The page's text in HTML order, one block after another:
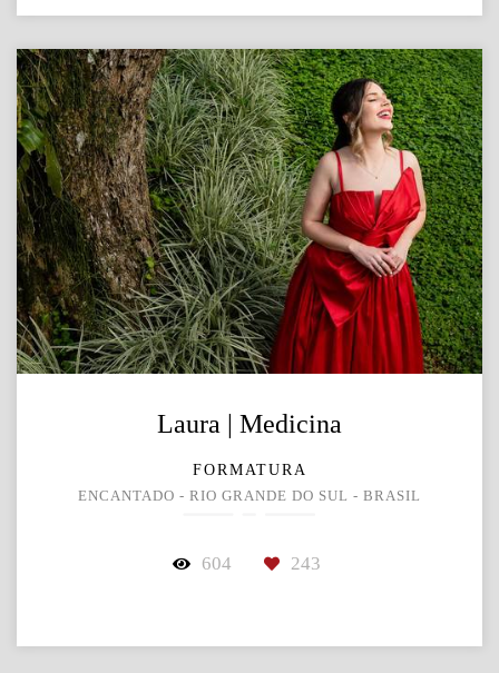
Laura | Medicina
FORMATURA
ENCANTADO - RIO GRANDE DO SUL - BRASIL
604 243